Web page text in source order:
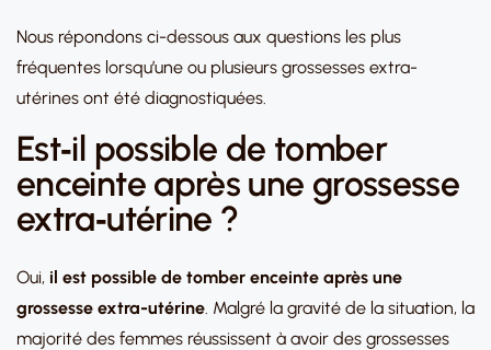
Nous répondons ci-dessous aux questions les plus
fréquentes lorsqu’une ou plusieurs grossesses extra-
utérines ont été diagnostiquées.
Est‑il possible de tomber
enceinte après une grossesse
extra‑utérine ?
Oui, il est possible de tomber enceinte après une
grossesse extra-utérine. Malgré la gravité de la situation, la
majorité des femmes réussissent à avoir des grossesses